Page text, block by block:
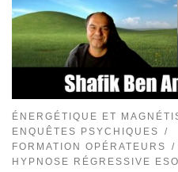
ÉNERGÉTIQUE ET
ENQUÊTES PSYCHIQUES
FORMATION OPÉRATEURS
HYPNOSE RÉGRESSIVE